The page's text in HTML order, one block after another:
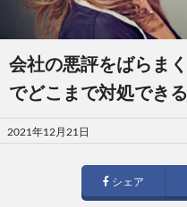
会社の悪評をばらま
でどこまで対処でき
投
稿
2021年12月21日
シェア